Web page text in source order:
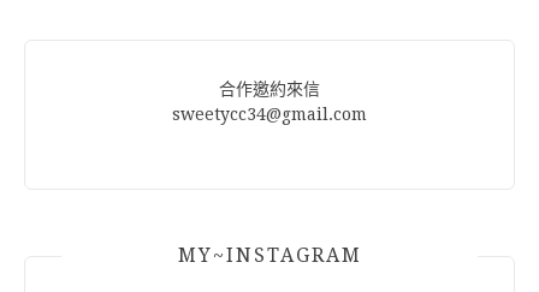
合作邀約來信
sweetycc34@gmail.com
MY~INSTAGRAM